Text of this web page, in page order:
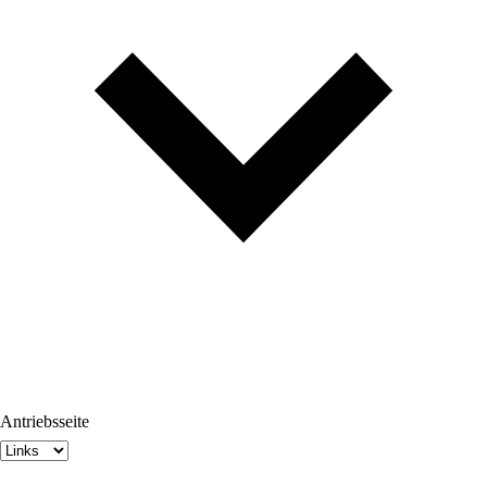
Antriebsseite